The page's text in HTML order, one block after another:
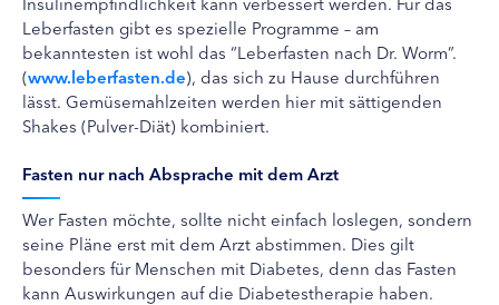
Leberfasten gibt es spezielle Programme – am
bekanntesten ist wohl das “Leberfasten nach Dr. Worm”.
(www.leberfasten.de), das sich zu Hause durchführen
lässt. Gemüsemahlzeiten werden hier mit sättigenden
Shakes (Pulver-Diät) kombiniert.
Fasten nur nach Absprache mit dem Arzt
Wer Fasten möchte, sollte nicht einfach loslegen, sondern
seine Pläne erst mit dem Arzt abstimmen. Dies gilt
besonders für Menschen mit Diabetes, denn das Fasten
kann Auswirkungen auf die Diabetestherapie haben.